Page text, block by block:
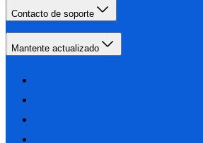
Contacto de soporte
Mantente actualizado